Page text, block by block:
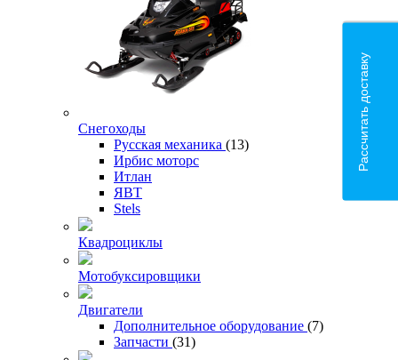
Снегоходы
Русская механика (13)
Ирбис моторс
Итлан
ЯВТ
Stels
Квадроциклы
Мотобуксировщики
Двигатели
Дополнительное оборудование (7)
Запчасти (31)
Рассчитать доставку